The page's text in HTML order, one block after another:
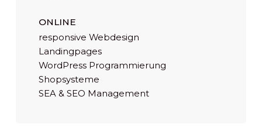
ONLINE
responsive Webdesign
Landingpages
WordPress Programmierung
Shopsysteme
SEA & SEO Management